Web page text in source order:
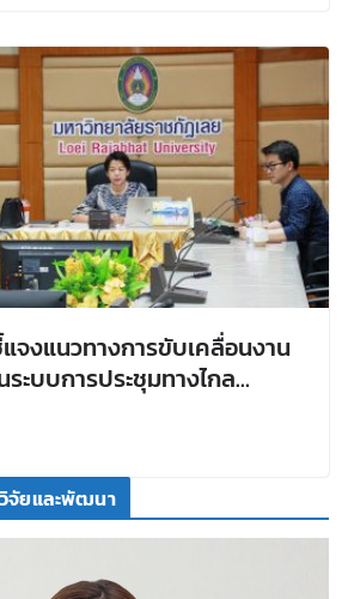
จงแนวทางการขับเคลื่อนงาน
ะบบการประชุมทางไกล
Cloud Meeting)
จัยและพัฒนา